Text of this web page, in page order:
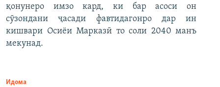
қонунеро имзо кард, ки бар асоси он
сӯзондани ҷасади фавтидагонро дар ин
кишвари Осиёи Марказӣ то соли 2040 манъ
мекунад.
Идома